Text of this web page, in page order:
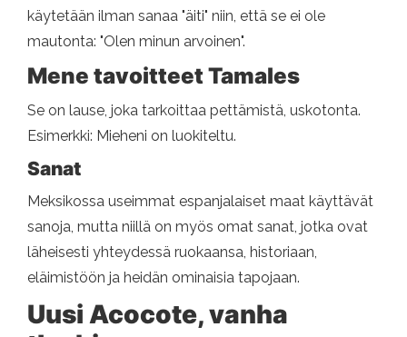
käytetään ilman sanaa "äiti" niin, että se ei ole
mautonta: "Olen minun arvoinen".
Mene tavoitteet Tamales
Se on lause, joka tarkoittaa pettämistä, uskotonta.
Esimerkki: Mieheni on luokiteltu.
Sanat
Meksikossa useimmat espanjalaiset maat käyttävät
sanoja, mutta niillä on myös omat sanat, jotka ovat
läheisesti yhteydessä ruokaansa, historiaan,
eläimistöön ja heidän ominaisia ​​tapojaan.
Uusi Acocote, vanha